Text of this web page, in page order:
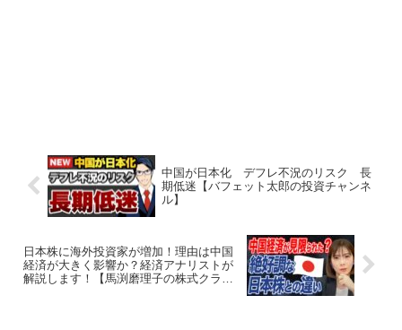
中国が日本化 デフレ不況のリスク 長
期低迷【バフェット太郎の投資チャンネ
ル】
日本株に海外投資家が増加！理由は中国
経済が大きく影響か？経済アナリストが
解説します！【馬渕磨理子の株式クラ